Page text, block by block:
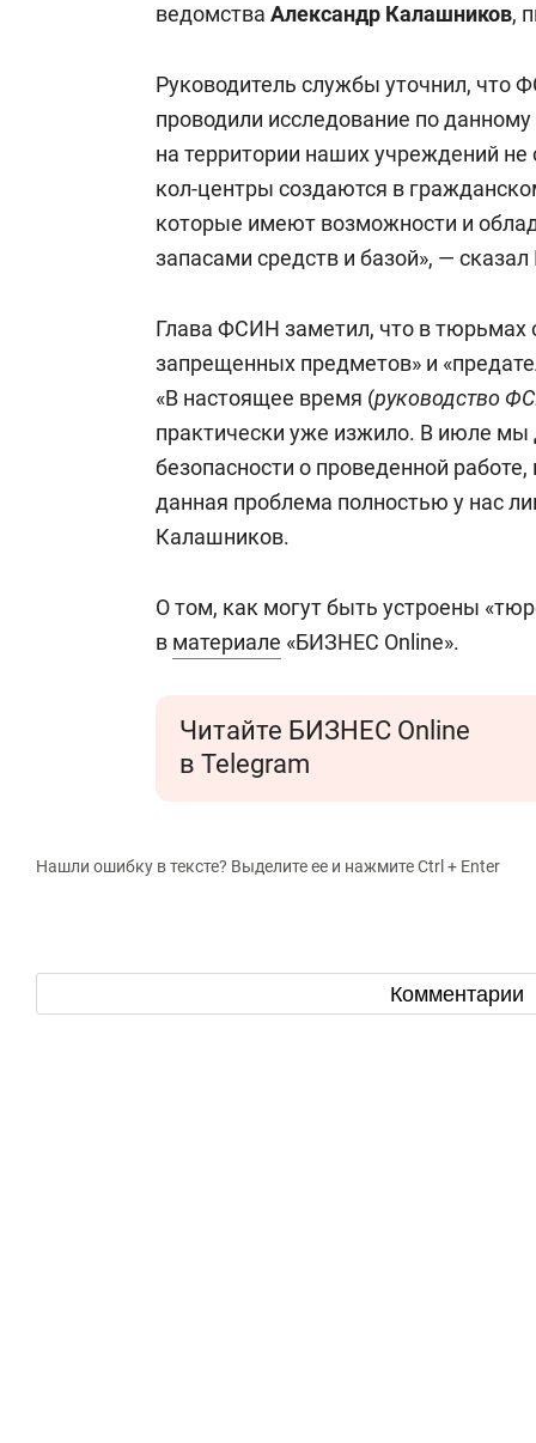
ведомства Александр Калашников,
Руководитель службы уточнил,
проводили исследование по
на территории наших учреждений
кол-центры создаются в
которые имеют возможности и
запасами средств и базой», —
Глава ФСИН заметил, что в тюрьмах
запрещенных предметов» и
«В настоящее время (руководство
практически уже изжило. В июле
безопасности о проведенной
данная проблема полностью у нас
Калашников.
О том, как могут быть устроены
в материале «БИЗНЕС Online».
Читайте БИЗНЕС Online
в Telegram
Нашли ошибку в тексте? Выделите ее и нажмите Ctrl + Enter
Комментарии
создают оазис жилого
комфорта под Казанью
Рекомендуем
ID вместо